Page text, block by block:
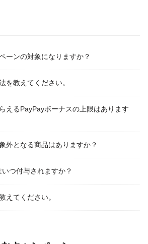
ーンの対象になりますか？
を教えてください。
えるPayPayボーナスの上限はあります
外となる商品はありますか？
つ付与されますか？
えてください。